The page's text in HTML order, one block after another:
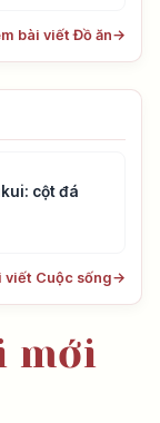
bài viết Đồ ăn→
cột đá
viết Cuộc sống→
mới